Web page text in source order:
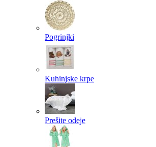
Pogrinjki
Kuhinjske krpe
Prešite odeje